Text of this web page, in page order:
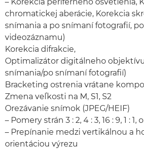
chromatickej aberácie, Korekcia
snímania a po snímaní fotografií,
videozáznamu)
Korekcia difrakcie,
Optimalizátor digitálneho
snímania/po snímaní fotografií)
Bracketing ostrenia vrátane
Zmena veľkosti na M, S1, S2
Orezávanie snímok (JPEG/HEIF)
– Pomery strán 3 : 2, 4 : 3, 16 : 9, 1 : 1,
– Prepínanie medzi vertikálnou a
orientáciou výrezu